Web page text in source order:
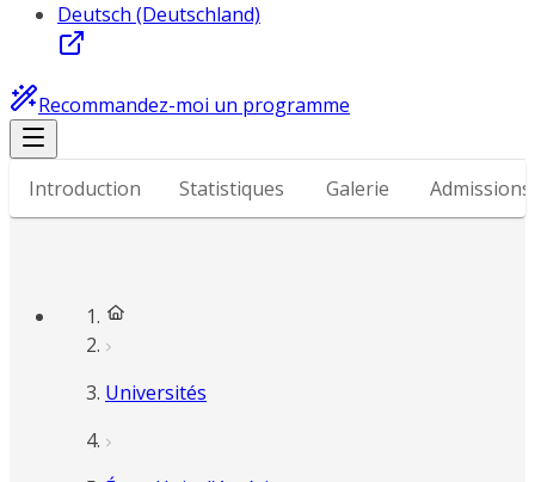
Deutsch (Deutschland)
Recommandez-moi un programme
Introduction Statistiques Galerie Admissions
Universités